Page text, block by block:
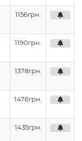
1156грн.
1190грн.
1378грн.
1476грн.
1435грн.